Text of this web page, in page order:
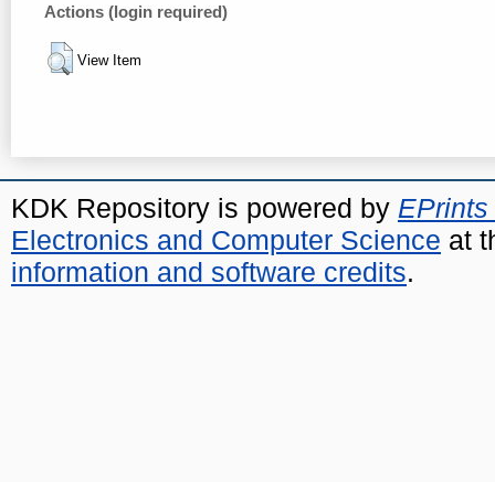
Actions (login required)
View Item
KDK Repository is powered by EPrints
Electronics and Computer Science at
information and software credits.